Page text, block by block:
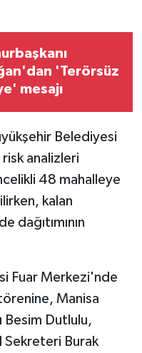
'Terörsüz
mesajı
Belediyesi
risk analizleri
48 mahalleye
kalan
dağıtımının
Fuar Merkezi'nde
Manisa
Besim Dutlulu,
Sekreteri Burak